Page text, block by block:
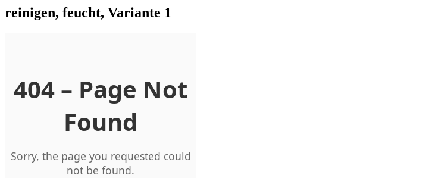
reinigen, feucht, Variante 1